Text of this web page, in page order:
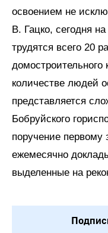
освоением не
В. Гацко, сегодня
трудятся всего 20
количестве людей
представляется
Бобруйского
поручение
ежемесячно
выделенные на